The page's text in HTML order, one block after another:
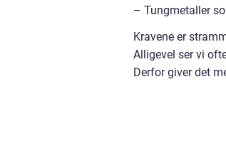
– Tungmetaller
Kravene er
Alligevel ser vi
Derfor giver det